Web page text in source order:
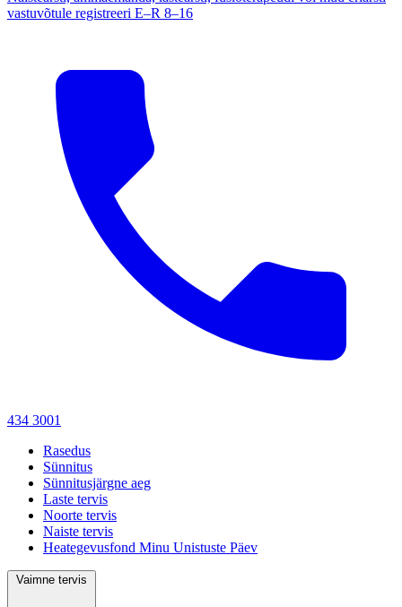
vastuvõtule registreeri E–R 8–16
434 3001
Rasedus
Sünnitus
Sünnitusjärgne aeg
Laste tervis
Noorte tervis
Naiste tervis
Heategevusfond Minu Unistuste Päev
Vaimne tervis